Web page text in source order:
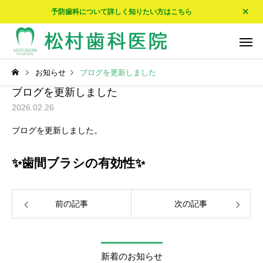
予防歯科について詳しく知りたい方はこちら
予防歯科
☀エアコンが…☀ 🍵我が家の家紋🍵
お知らせ ブログを更新しました
ブログを更新しました
2026.02.26
ブログを更新しました。
✨歯間ブラシの有効性✨
前の記事 次の記事
新着のお知らせ